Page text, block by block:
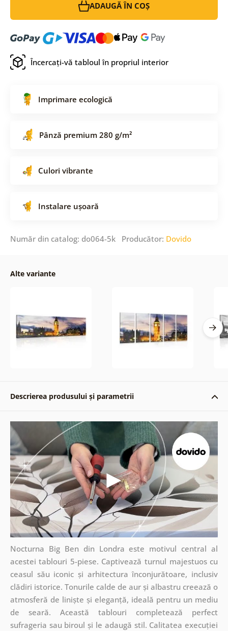
ADAUGĂ ÎN COȘ
Încercați-vă tabloul în propriul interior
Imprimare ecologică
Pânză premium 280 g/m²
Culori vibrante
Instalare ușoară
Număr din catalog: do064-5k Producător: Dovido
Alte variante
Descrierea produsului și parametrii
Nocturna Big Ben din Londra este motivul central al
acestei tablouri 5-piese. Captivează turnul majestuos cu
ceasul său iconic și arhitectura înconjurătoare, inclusiv
clădiri istorice. Tonurile calde de aur și albastru creează o
atmosferă de liniște și eleganță, ideală pentru un mediu
de seară. Această tablouri completează perfect
sufrageria sau biroul și le adaugă stil. Calitatea execuției